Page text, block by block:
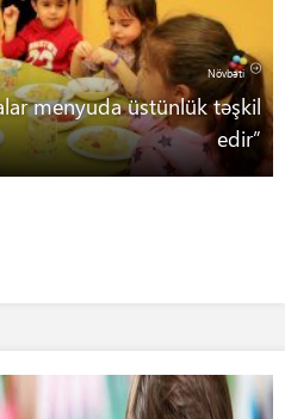
Növbəti
menyuda üstünlük təşkil
edir”